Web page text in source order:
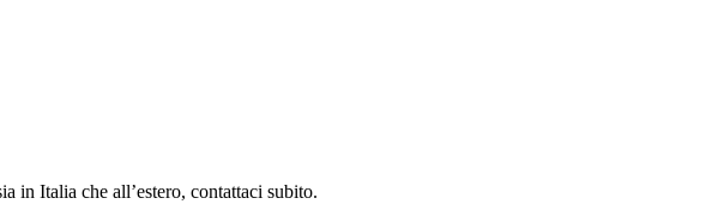
in Italia che all’estero, contattaci subito.